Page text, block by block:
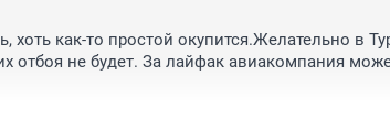
хоть как-то простой окупится.Желательно в
отбоя не будет. За лайфак авиакомпания